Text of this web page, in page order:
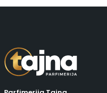
Uncategorized (1)